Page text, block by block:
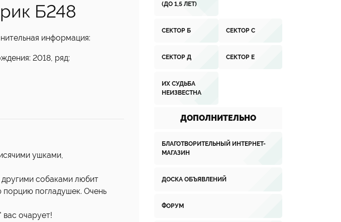
Б248
информация:
2018, ряд:
ушками,
собаками любит
порцию погладушек. Очень
очарует!
(ДО 1,5 ЛЕТ)
СЕКТОР Б СЕКТОР С
СЕКТОР Д СЕКТОР Е
ИХ СУДЬБА
НЕИЗВЕСТНА
ДОПОЛНИТЕЛЬНО
БЛАГОТВОРИТЕЛЬНЫЙ ИНТЕРНЕТ-
МАГАЗИН
ДОСКА ОБЪЯВЛЕНИЙ
ФОРУМ